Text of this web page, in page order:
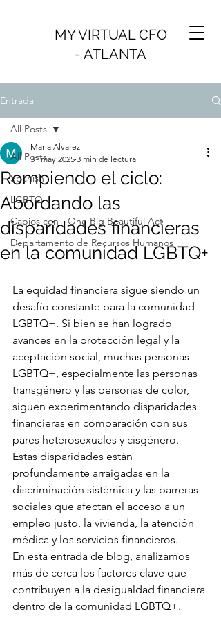
MY VIRTUAL CFO
- ATLANTA
Entrada
All Posts
Spanish
LGBTQ+
Cabios con - One Big Beautiful Act
Departamento de Recursos Humanos
All Posts
Rompiendo el ciclo:
Abordando las
disparidades financieras
en la comunidad LGBTQ+
Maria Alvarez
31 may 2025 3 min de lectura
La equidad financiera sigue siendo un
desafío constante para la comunidad
LGBTQ+. Si bien se han logrado
avances en la protección legal y la
aceptación social, muchas personas
LGBTQ+, especialmente las personas
transgénero y las personas de color,
siguen experimentando disparidades
financieras en comparación con sus
pares heterosexuales y cisgénero.
Estas disparidades están
profundamente arraigadas en la
discriminación sistémica y las barreras
sociales que afectan el acceso a un
empleo justo, la vivienda, la atención
médica y los servicios financieros.
En esta entrada de blog, analizamos
más de cerca los factores clave que
contribuyen a la desigualdad financiera
dentro de la comunidad LGBTQ+.